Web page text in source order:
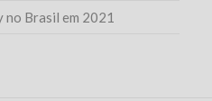
Brasil em 2021